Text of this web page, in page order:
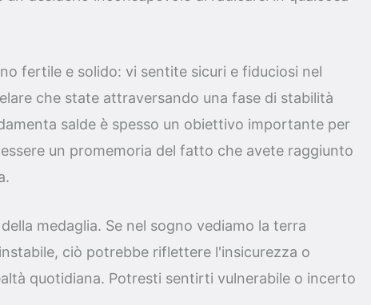
fertile e solido: vi sentite sicuri e fiduciosi nel
che state attraversando una fase di stabilità
salde è spesso un obiettivo importante per
un promemoria del fatto che avete raggiunto
medaglia. Se nel sogno vediamo la terra
ciò potrebbe riflettere l'insicurezza o
quotidiana. Potresti sentirti vulnerabile o incerto